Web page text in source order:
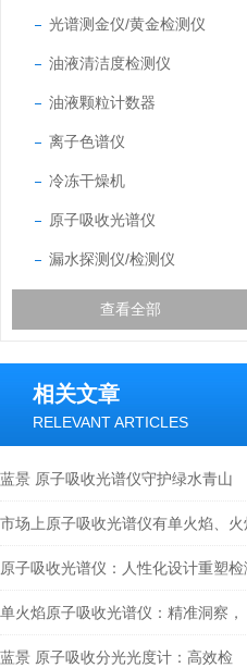
光谱测金仪/黄金检测仪
油液清洁度检测仪
油液颗粒计数器
离子色谱仪
冷冻干燥机
原子吸收光谱仪
漏水探测仪/检测仪
查看全部
相关文章
RELEVANT ARTICLES
蓝景 原子吸收光谱仪守护绿水青山
市场上原子吸收光谱仪有单火焰、火
- 石墨炉联用等不同配置，如何选择
原子吸收光谱仪：人性化设计重塑检
操作体验
单火焰原子吸收光谱仪：精准洞察，
引-领元素分析新境界​
蓝景 原子吸收分光光度计：高效检